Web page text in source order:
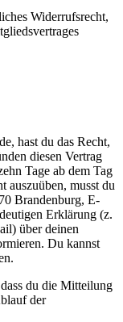
Widerrufsrecht,
hast du das Recht,
diesen Vertrag
Tage ab dem Tag
auszuüben, musst du
Brandenburg, E-
Erklärung (z.
über deinen
Du kannst
du die Mitteilung
der